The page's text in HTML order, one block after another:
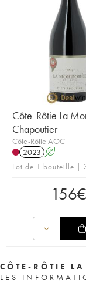
Côte-Rôtie La
Chapoutier
Côte-Rôtie AOC
2023 A
Lot de 1 bouteille |
156€
CÔTE-RÔTIE
LES